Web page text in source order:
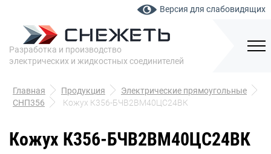
Версия для слабовидящих
Разработка и производство
электрических и жидкостных соединителей
Главная Продукция
Электрические прямоугольные
СНП356
Кожух К356-БЧВ2ВМ40ЦС24ВК
Кожух К356-БЧВ2ВМ40ЦС24ВК